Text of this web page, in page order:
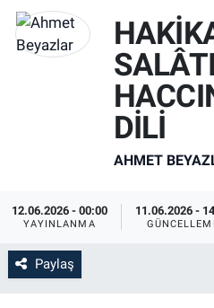
DİLİ
AHMET
12.06.2026 - 00:00
YAYINLANMA
11.06.2026 -
Paylaş
SAĞLIK
SPOR
TEKNOLOJİ
Süper Lig Puan Durumu
Tüm Manşetler
Son Dakika Haberleri